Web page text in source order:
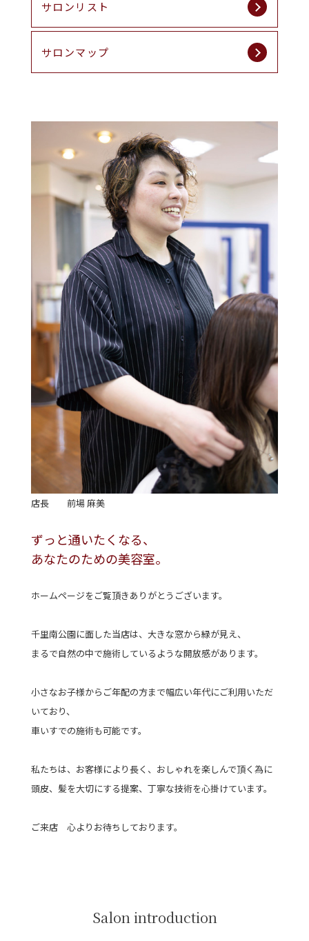
サロンリスト
サロンマップ
店長 前場 麻美
ずっと通いたくなる、
あなたのための美容室。
ホームページをご覧頂きありがとうございます。
千里南公園に面した当店は、大きな窓から緑が見え、
まるで自然の中で施術しているような開放感があります。
小さなお子様からご年配の方まで幅広い年代にご利用いただ
いており、
車いすでの施術も可能です。
私たちは、お客様により長く、おしゃれを楽しんで頂く為に
頭皮、髪を大切にする提案、丁寧な技術を心掛けています。
ご来店 心よりお待ちしております。
Salon introduction